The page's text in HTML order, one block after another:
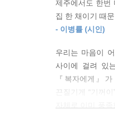
있다는 것을.
(…)
과 설운애기들이
작은 개체부터
늘도 끊이지 않
아이스크림이라
우연히 또래 여
할망당으로 안내
“우리집이 완전
내가 그렇게 말
“서울에서 나쁘
제주에서도 한번
집 한 채이기 때
- 이병률 (시인)
우리는 마음이
사이에 걸려 있
『복자에게』
끈질기게 “기꺼